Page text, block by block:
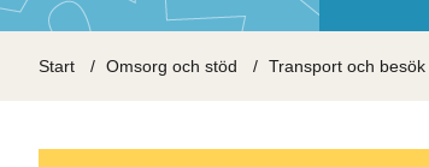
Start Omsorg och stöd Transport och besök